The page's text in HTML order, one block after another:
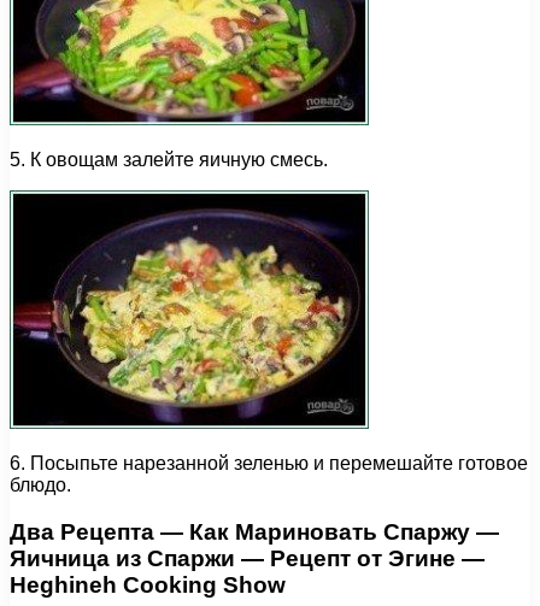
5. К овощам залейте яичную смесь.
6. Посыпьте нарезанной зеленью и перемешайте готовое
блюдо.
Два Рецепта — Как Мариновать Спаржу —
Яичница из Спаржи — Рецепт от Эгине —
Heghineh Cooking Show